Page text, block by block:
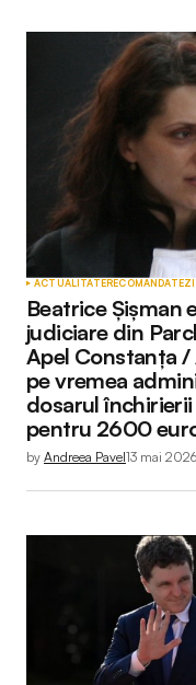
ACTUALITATERECOMANDATEZI
Beatrice Șișman
judiciare din
Apel Constanța
pe vremea
dosarul
pentru 2600
by Andreea Pavel13 mai 2026